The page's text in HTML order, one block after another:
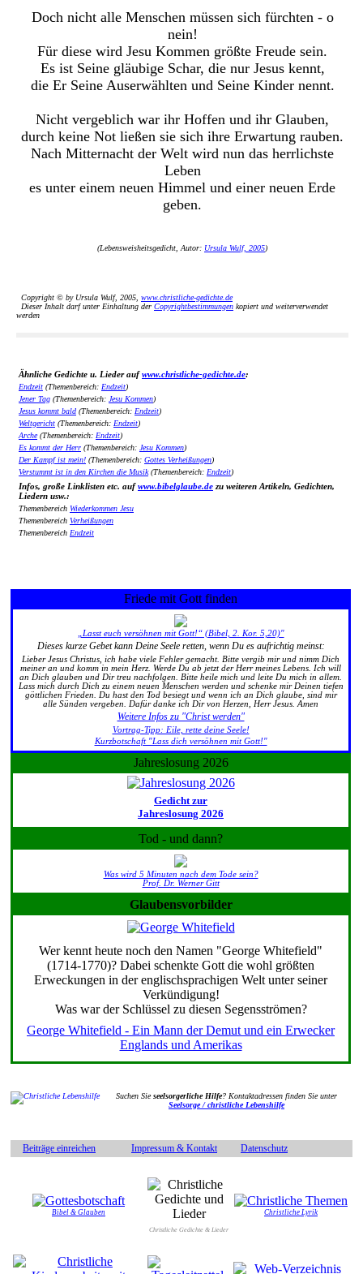
Doch nicht alle Menschen müssen sich fürchten - o
nein!
Für diese wird Jesu Kommen größte Freude sein.
Es ist Seine gläubige Schar, die nur Jesus kennt,
die Er Seine Auserwählten und Seine Kinder nennt.
Nicht vergeblich war ihr Hoffen und ihr Glauben,
durch keine Not ließen sie sich ihre Erwartung rauben.
Nach Mitternacht der Welt wird nun das herrlichste
Leben
es unter einem neuen Himmel und einer neuen Erde
geben.
(Lebensweisheitsgedicht, Autor: Ursula Wulf, 2005)
Copyright © by Ursula Wulf, 2005, www.christliche-gedichte.de
Dieser Inhalt darf unter Einhaltung der Copyrightbestimmungen kopiert und weiterverwendet
werden
Ähnliche Gedichte u. Lieder aufwww.christliche-gedichte.de:
Endzeit (Themenbereich: Endzeit)
Jener Tag (Themenbereich: Jesu Kommen)
Jesus kommt bald (Themenbereich: Endzeit)
Weltgericht (Themenbereich: Endzeit)
Arche(Themenbereich: Endzeit)
Es kommt der Herr (Themenbereich: Jesu Kommen)
Der Kampf ist mein! (Themenbereich: Gottes Verheißungen)
Verstummt ist in den Kirchen die Musik(Themenbereich: Endzeit)
Infos, große Linklisten etc. aufwww.bibelglaube.de zu weiteren Artikeln, Gedichten,
Liedern usw.:
Themenbereich Wiederkommen Jesu
Themenbereich Verheißungen
Themenbereich Endzeit
Friede mit Gott finden
„Lasst euch versöhnen mit Gott!“ (Bibel, 2. Kor. 5,20)"
Dieses kurze Gebet kann Deine Seele retten, wenn Du es aufrichtig meinst:
Lieber Jesus Christus, ich habe viele Fehler gemacht. Bitte vergib mir und nimm Dich
meiner an und komm in mein Herz. Werde Du ab jetzt der Herr meines Lebens. Ich will
an Dich glauben und Dir treu nachfolgen. Bitte heile mich und leite Du mich in allem.
Lass mich durch Dich zu einem neuen Menschen werden und schenke mir Deinen tiefen
göttlichen Frieden. Du hast den Tod besiegt und wenn ich an Dich glaube, sind mir
alle Sünden vergeben. Dafür danke ich Dir von Herzen, Herr Jesus. Amen
Weitere Infos zu "Christ werden"
Vortrag-Tipp: Eile, rette deine Seele!
Kurzbotschaft "Lass dich versöhnen mit Gott!"
Jahreslosung 2026
Gedicht zur
Jahreslosung 2026
Tod - und dann?
Was wird 5 Minuten nach dem Tode sein?
Prof. Dr. Werner Gitt
Glaubensvorbilder
Wer kennt heute noch den Namen "George Whitefield"
(1714-1770)? Dabei schenkte Gott die wohl größten
Erweckungen in der englischsprachigen Welt unter seiner
Verkündigung!
Was war der Schlüssel zu diesen Segensströmen?
George Whitefield - Ein Mann der Demut und ein Erwecker
Englands und Amerikas
Suchen Sieseelsorgerliche Hilfe? Kontaktadressen finden Sie unter
Seelsorge / christliche Lebenshilfe
Beiträge einreichen Impressum & Kontakt Datenschutz
Bibel & Glauben
Christliche Gedichte & Lieder
Christliche Lyrik